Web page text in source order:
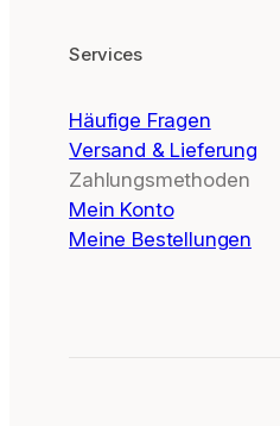
Services
Häufige Fragen
Versand & Lieferung
Zahlungsmethoden
Mein Konto
Meine Bestellungen